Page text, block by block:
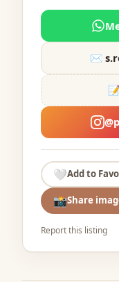
✉️
🤍Add to
📸Share
Report this listing